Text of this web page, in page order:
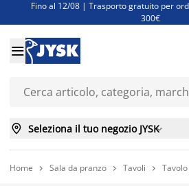
Fino al 12/08 | Trasporto gratuito per
300€
Super offerte d'estate | Oltre 1.500
Finanziamenti - Scegli il piano di

 Seleziona il tuo negozio JYSK
Home  Sala da pranzo  Tavoli 